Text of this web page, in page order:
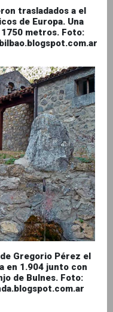
trasladados a el
de Europa. Una
metros. Foto:
Gregorio Pérez el
en 1.904 junto con
de Bulnes. Foto: